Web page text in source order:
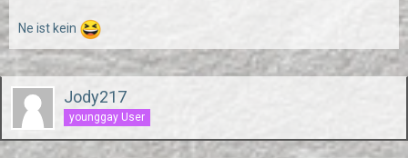
Ne ist kein
Jody217
younggay User